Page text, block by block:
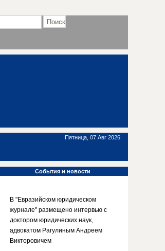
Пятница, 07 Авг 2026
События и новости
В "Евразийском юридическом
журнале" размещено интервью с
доктором юридических наук,
адвокатом Рагулиным Андреем
Викторовичем